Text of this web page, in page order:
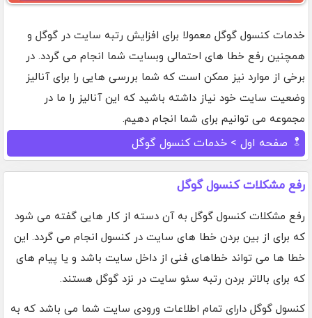
خدمات کنسول گوگل معمولا برای افزایش رتبه سایت در گوگل و
همچنین رفع خطا های احتمالی وبسایت شما انجام می گردد. در
برخی از موارد نیز ممکن است که شما بررسی هایی را برای آنالیز
وضعیت سایت خود نیاز داشته باشید که این آنالیز را ما در
مجموعه می توانیم برای شما انجام دهیم.
صفحه اول > خدمات کنسول گوگل
رفع مشکلات کنسول گوگل
رفع مشکلات کنسول گوگل به آن دسته از کار هایی گفته می شود
که برای از بین بردن خطا های سایت در کنسول انجام می گردد. این
خطا ها می تواند خطاهای فنی از داخل سایت باشد و یا پیام های
که برای بالاتر بردن رتبه سئو سایت در نزد گوگل هستند.
کنسول گوگل دارای تمام اطلاعات ورودی سایت شما می باشد که به